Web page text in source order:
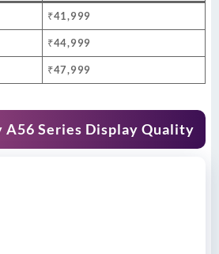
₹41,999
₹44,999
₹47,999
A56 Series Display Quality